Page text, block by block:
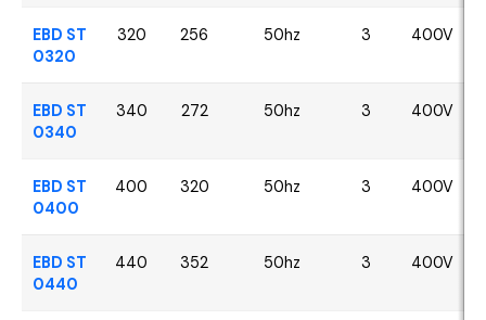
EBD ST
0320
320 256 50hz 3 400V
EBD ST
0340
340 272 50hz 3 400V
EBD ST
0400
400 320 50hz 3 400V
EBD ST
0440
440 352 50hz 3 400V